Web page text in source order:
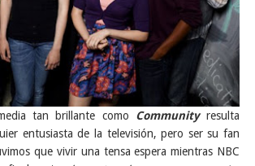
tan brillante como Community resulta
entusiasta de la televisión, pero ser su fan
que vivir una tensa espera mientras NBC